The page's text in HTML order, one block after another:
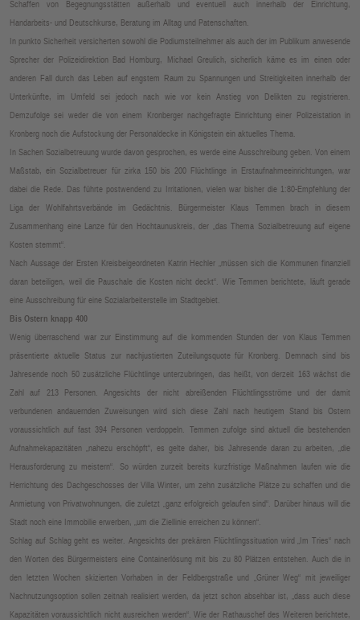
Schaffen von Begegnungsstätten außerhalb und eventuell auch innerhalb der Einrichtung,
Handarbeits- und Deutschkurse, Beratung im Alltag und Patenschaften.
In punkto Sicherheit versicherten sowohl die Podiumsteilnehmer als auch der im Publikum anwesende
Sprecher der Polizeidirektion Bad Homburg, Michael Greulich, sicherlich käme es im einen oder
anderen Fall durch das Leben auf engstem Raum zu Spannungen und Streitigkeiten innerhalb der
Unterkünfte, im Umfeld sei jedoch nach wie vor kein Anstieg von Delikten zu registrieren.
Demzufolge sei weder die von einem Kronberger nachgefragte Einrichtung einer Polizeistation in
Kronberg noch die Aufstockung der Personaldecke in Königstein ein aktuelles Thema.
In Sachen Sozialbetreuung wurde davon gesprochen, es werde eine Ausschreibung geben. Von einem
Maßstab, ein Sozialbetreuer für zirka 150 bis 200 Flüchtlinge in Erstaufnahmeeinrichtungen, war
dabei die Rede. Das führte postwendend zu Irritationen, vielen war bisher die 1:80-Empfehlung der
Liga der Wohlfahrtsverbände im Gedächtnis. Bürgermeister Klaus Temmen brach in diesem
Zusammenhang eine Lanze für den Hochtaunuskreis, der „das Thema Sozialbetreuung auf eigene
Kosten stemmt“.
Nach Aussage der Ersten Kreisbeigeordneten Katrin Hechler „müssen sich die Kommunen finanziell
daran beteiligen, weil die Pauschale die Kosten nicht deckt“. Wie Temmen berichtete, läuft gerade
eine Ausschreibung für eine Sozialarbeiterstelle im Stadtgebiet.
Bis Ostern knapp 400
Wenig überraschend war zur Einstimmung auf die kommenden Stunden der von Klaus Temmen
präsentierte aktuelle Status zur nachjustierten Zuteilungsquote für Kronberg. Demnach sind bis
Jahresende noch 50 zusätzliche Flüchtlinge unterzubringen, das heißt, von derzeit 163 wächst die
Zahl auf 213 Personen. Angesichts der nicht abreißenden Flüchtlingsströme und der damit
verbundenen andauernden Zuweisungen wird sich diese Zahl nach heutigem Stand bis Ostern
voraussichtlich auf fast 394 Personen verdoppeln. Temmen zufolge sind aktuell die bestehenden
Aufnahmekapazitäten „nahezu erschöpft“, es gelte daher, bis Jahresende daran zu arbeiten, „die
Herausforderung zu meistern“. So würden zurzeit bereits kurzfristige Maßnahmen laufen wie die
Herrichtung des Dachgeschosses der Villa Winter, um zehn zusätzliche Plätze zu schaffen und die
Anmietung von Privatwohnungen, die zuletzt „ganz erfolgreich gelaufen sind“. Darüber hinaus will die
Stadt noch eine Immobilie erwerben, „um die Ziellinie erreichen zu können“.
Schlag auf Schlag geht es weiter. Angesichts der prekären Flüchtlingssituation wird „Im Tries“ nach
den Worten des Bürgermeisters eine Containerlösung mit bis zu 80 Plätzen entstehen. Auch die in
den letzten Wochen skizierten Vorhaben in der Feldbergstraße und „Grüner Weg“ mit jeweiliger
Nachnutzungsoption sollen zeitnah realisiert werden, da jetzt schon absehbar ist, „dass auch diese
Kapazitäten voraussichtlich nicht ausreichen werden“. Wie der Rathauschef des Weiteren berichtete,